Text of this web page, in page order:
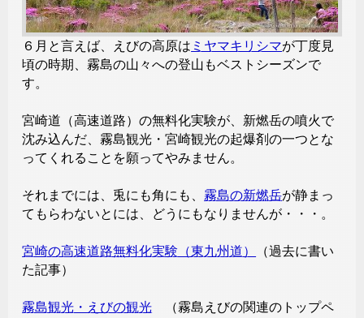
６月と言えば、えびの高原は ミヤマキリシマが丁度見
頃の時期、霧島の山々への登山もベストシーズンで
す。
宮崎道（高速道路）の無料化実験が、新燃岳の噴火で
沈み込んだ、霧島観光・宮崎観光の起爆剤の一つとな
ってくれることを願ってやみません。
それまでには、兎にも角にも、 霧島の新燃岳が静まっ
てもらわないとには、どうにもなりませんが・・・。
宮崎の高速道路無料化実験（東九州道）
（過去に書い
た記事）
霧島観光・えびの観光 （霧島えびの関連のトップペ